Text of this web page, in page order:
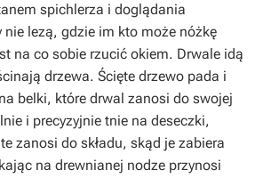
spichlerza i doglądania
nie lezą, gdzie im kto może nóżkę
na co sobie rzucić okiem. Drwale idą
drzewa. Ścięte drzewo pada i
belki, które drwal zanosi do swojej
i precyzyjnie tnie na deseczki,
zanosi do składu, skąd je zabiera
na drewnianej nodze przynosi